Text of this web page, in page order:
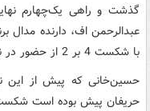
گذشت و راهی یک‌چهارم
عبدالرحمن اف، دارنده مدال
با شکست 4 بر 2 از حضور در نیمه نهایی بازماند.
حسین‌خانی که پیش از این
حریفان پیش بوده است شکست